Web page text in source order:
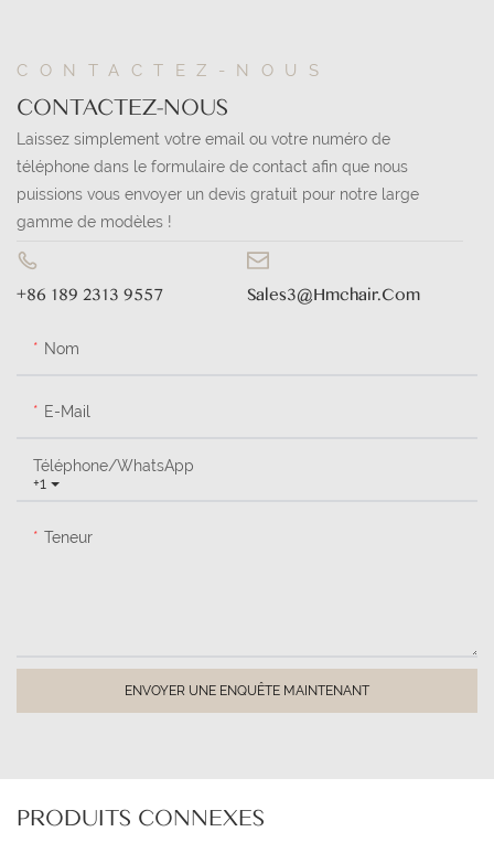
CONTACTEZ-NOUS
CONTACTEZ-NOUS
Laissez simplement votre email ou votre numéro de
téléphone dans le formulaire de contact afin que nous
puissions vous envoyer un devis gratuit pour notre large
gamme de modèles !
+86 189 2313 9557 Sales3@hmchair.com
Nom
E-Mail
+1
Téléphone/WhatsApp
Teneur
ENVOYER UNE ENQUÊTE MAINTENANT
PRODUITS CONNEXES